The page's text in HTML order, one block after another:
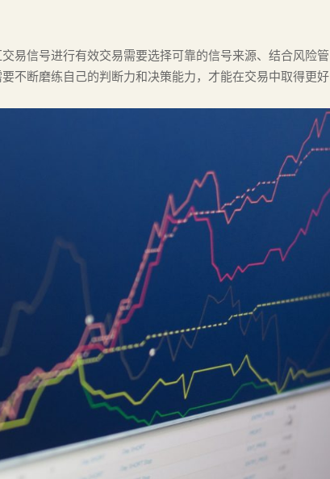
易信号进行有效交易需要选择可靠的信号来源、结合风险管
不断磨练自己的判断力和决策能力，才能在交易中取得更好